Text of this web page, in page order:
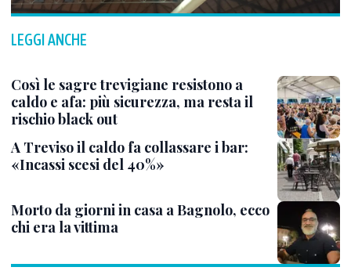
LEGGI ANCHE
Così le sagre trevigiane resistono a
caldo e afa: più sicurezza, ma resta il
rischio black out
A Treviso il caldo fa collassare i bar:
«Incassi scesi del 40%»
Morto da giorni in casa a Bagnolo, ecco
chi era la vittima